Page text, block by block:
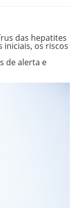
das hepatites
iniciais, os riscos
de alerta e